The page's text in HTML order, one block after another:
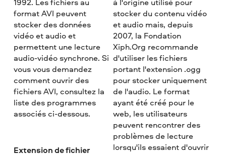
format AVI peuvent
stocker des données
vidéo et audio et
permettent une lecture
audio-vidéo synchrone. Si
vous vous demandez
comment ouvrir des
fichiers AVI, consultez la
liste des programmes
associés ci-dessous.
Extension de fichier
stocker du contenu vidéo
et audio mais, depuis
2007, la Fondation
Xiph.Org recommande
d'utiliser les fichiers
portant l'extension .ogg
pour stocker uniquement
de l'audio. Le format
ayant été créé pour le
web, les utilisateurs
peuvent rencontrer des
problèmes de lecture
lorsqu'ils essaient d'ouvrir